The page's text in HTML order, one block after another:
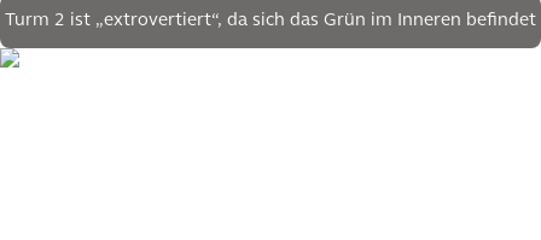
Turm 2 ist „extrovertiert“, da sich das Grün im Inneren befindet